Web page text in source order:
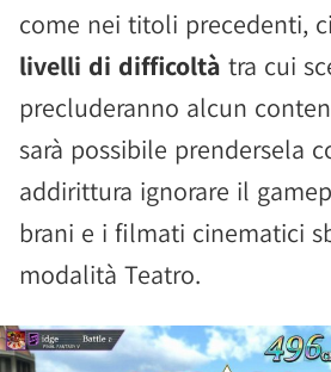
come nei titoli precedenti,
livelli di difficoltà tra cui
precluderanno alcun
sarà possibile prendersela
addirittura ignorare il
brani e i filmati cinematici
modalità Teatro.